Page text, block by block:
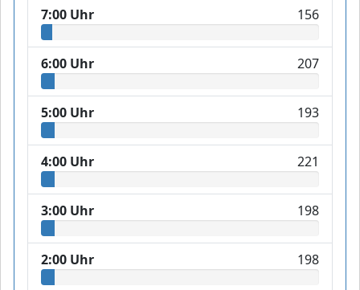
7:00 Uhr 156
6:00 Uhr 207
5:00 Uhr 193
4:00 Uhr 221
3:00 Uhr 198
2:00 Uhr 198